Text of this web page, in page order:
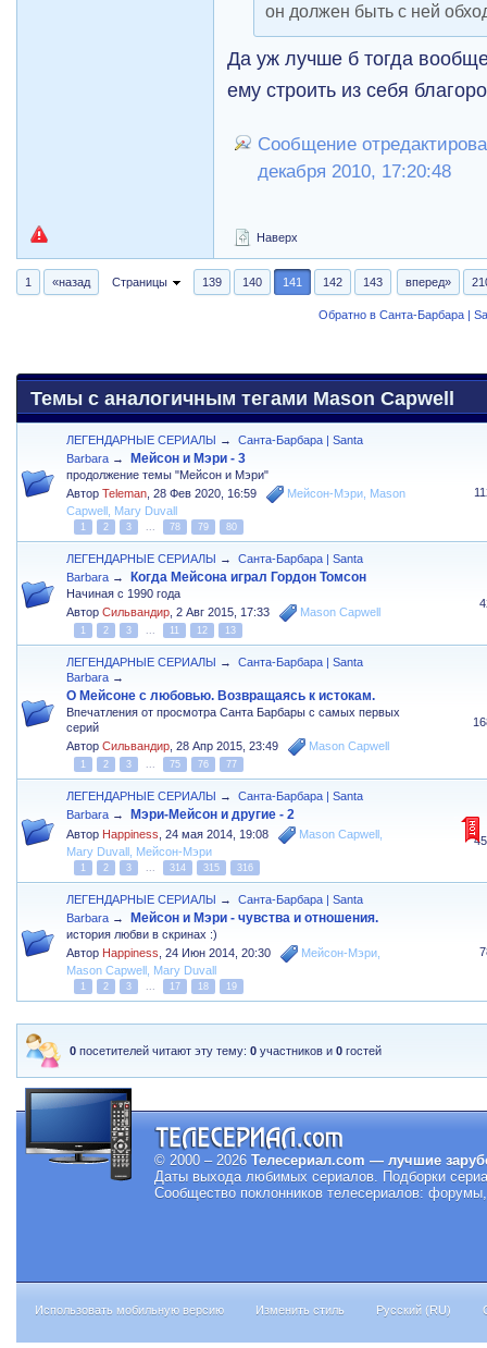
он должен быть с ней
Да уж лучше б тогда
ему строить из себя
Сообщение
декабря 2010, 17:20:48
Наверх
1 «назад Страницы 139 140 141 142 143 вперед»
Обратно в Санта-Барбара |
Темы с аналогичным тегами Mason Capwell
ЛЕГЕНДАРНЫЕ СЕРИАЛЫ →
Санта-Барбара | Santa
Barbara → Мейсон и Мэри - 3
продолжение темы "Мейсон и Мэри"
АвторTeleman ,28 Фев 2020, 16:59 Мейсон-Мэри Mason
Capwell
Mary Duvall
1 2 3 ... 78 79 80
ЛЕГЕНДАРНЫЕ СЕРИАЛЫ →
Санта-Барбара | Santa
Barbara → Когда Мейсона играл Гордон Томсон
Начиная с 1990 года
АвторСильвандир ,2 Авг 2015, 17:33 Mason Capwell
1 2 3 ... 11 12 13
ЛЕГЕНДАРНЫЕ СЕРИАЛЫ →
Санта-Барбара | Santa
Barbara →
О Мейсоне с любовью. Возвращаясь к истокам.
Впечатления от просмотра Санта Барбары с самых первых
серий
АвторСильвандир ,28 Апр 2015, 23:49 Mason Capwell
1 2 3 ... 75 76 77
ЛЕГЕНДАРНЫЕ СЕРИАЛЫ →
Санта-Барбара | Santa
Barbara → Мэри-Мейсон и другие - 2
Автор Happiness ,24 мая 2014, 19:08 Mason Capwell
Mary Duvall
Мейсон-Мэри
1 2 3 ... 314 315 316
ЛЕГЕНДАРНЫЕ СЕРИАЛЫ →
Санта-Барбара | Santa
Barbara → Мейсон и Мэри - чувства и отношения.
история любви в скринах :)
Автор Happiness ,24 Июн 2014, 20:30 Мейсон-Мэри
Mason Capwell
Mary Duvall
1 2 3 ... 17 18 19
0 посетителей читают эту тему:0 участников и0 гостей
© 2000 – 2026 Телесериал.com — лучшие
Даты выхода любимых сериалов. Подборки
Сообщество поклонников телесериалов:
Использовать мобильную версию Изменить стиль Русский (RU)